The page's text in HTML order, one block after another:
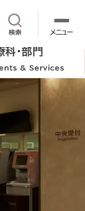
科・部門
& Services
検索サイト内検索を
メニュー